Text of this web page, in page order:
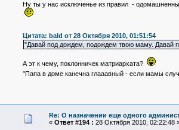
Ну ты у нас исключенье из правил -
Цитата: bald от 28 Октября 2010, 01:51:54
"Давай под дождем, подождем твою маму. Давай
А эт к чему, поклонничек матриархата?
"Папа в доме канечна глааавный - если мамы
Re: О назначении еще одного
« Ответ #194 : 28 Октября 2010, 02:22:48